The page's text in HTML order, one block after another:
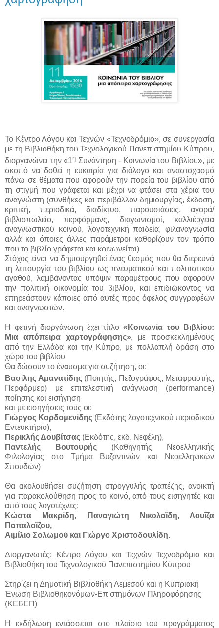
Το Κέντρο Λόγου και Τεχνών «Τεχνοδρόμιο», σε συνεργασία
με τη Βιβλιοθήκη του Τεχνολογικού Πανεπιστημίου Κύπρου,
διοργανώνει την «1η Συνάντηση - Κοινωνία του Βιβλίου», με
σκοπό να δοθεί η ευκαιρία για διάλογο και αναστοχασμό
πάνω σε θέματα που αφορούν την πορεία του βιβλίου από
τη στιγμή που γράφεται και μέχρι να φτάσει στα χέρια του
αναγνώστη (συνθήκες και περιβάλλον δημιουργίας, έκδοση,
κριτική, περιοδικά, διαδίκτυο, παρουσιάσεις, αγορά/
βιβλιοπωλείο, περφόρμανς, διαγωνισμοί, καλλιέργεια
αναγνωστικού κοινού, λογοτεχνική παιδεία, φιλαναγνωσία
αλλά και όποιες άλλες παράμετροι καθορίζουν τον τρόπο
που το βιβλίο γράφεται και κοινωνείται).
Στόχος είναι να δημιουργηθεί ένας θεσμός που θα διερευνά
τη λειτουργία του βιβλίου ως πνευματικού και πολιτιστικού
αγαθού, λαμβάνοντας υπόψιν παραμέτρους που αφορούν
την πολιτική οικονομία του βιβλίου, και επιδιώκοντας να
επηρεάστουν κάποιες από αυτές προς όφελος συγγραφέων
και αναγνωστών.
Η φετινή διοργάνωση έχει τίτλο«Κοινωνία του Βιβλίου:
Μια απόπειρα χαρτογράφησης», με προσκεκλημένους
από την Ελλάδα και την Κύπρο, με πολλαπλή δράση στο
χώρο του βιβλίου.
Θα δώσουν το έναυσμα για συζήτηση, οι:
Βασίλης Αμανατίδης (Ποιητής, Πεζογράφος, Μεταφραστής,
Περφόρμερ) με επιτελεστική ανάγνωση (performance)
ποίησης και εισήγηση
και με εισηγήσεις τους οι:
Γιώργος Κορδομενίδης (Εκδότης λογοτεχνικού περιοδικού
Εντευκτήριο),
Περικλής Δουβίτσας (Εκδότης, εκδ. Νεφέλη),
Παντελής Βουτουρής (Καθηγητής Νεοελληνικής
Φιλολογίας στο Τμήμα Βυζαντινών και Νεοελληνικών
Σπουδών)
Θα ακολουθήσει συζήτηση στρογγυλής τραπέζης, ανοικτή
για παρακολούθηση προς το κοινό, από τους εισηγητές και
από τους λογοτέχνες:
Κώστα Μακρίδη, Παναγιώτη Νικολαΐδη, Λουΐζα
Παπαλοΐζου,
Αιμίλιο Σολωμού και Γιώργο Χριστοδουλίδη.
Διοργανωτές: Κέντρο Λόγου και Τεχνών Τεχνοδρόμιο και
Βιβλιοθήκη του Τεχνολογικού Πανεπιστημίου Κύπρου
Στηρίζει η Δημοτική Βιβλιοθήκη Λεμεσού και η Κυπριακή
Ένωση Βιβλιοθηκονόμων-Επιστημόνων Πληροφόρησης
(ΚΕΒΕΠ)
Η εκδήλωση εντάσσεται στο πλαίσιο του προγράμματος